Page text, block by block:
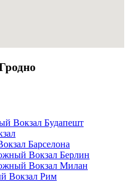
Вокзал Будапешт
Барселона
Вокзал Берлин
Вокзал Милан
Вокзал Рим